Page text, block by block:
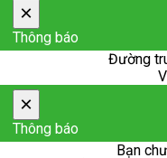
×
Thông báo
Đường
×
Thông báo
Bạn